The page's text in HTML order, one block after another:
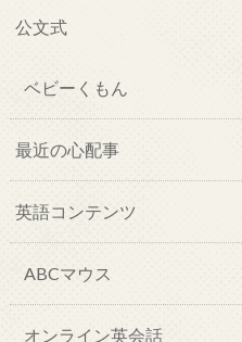
公文式
ベビーくもん
最近の心配事
英語コンテンツ
ABCマウス
オンライン英会話